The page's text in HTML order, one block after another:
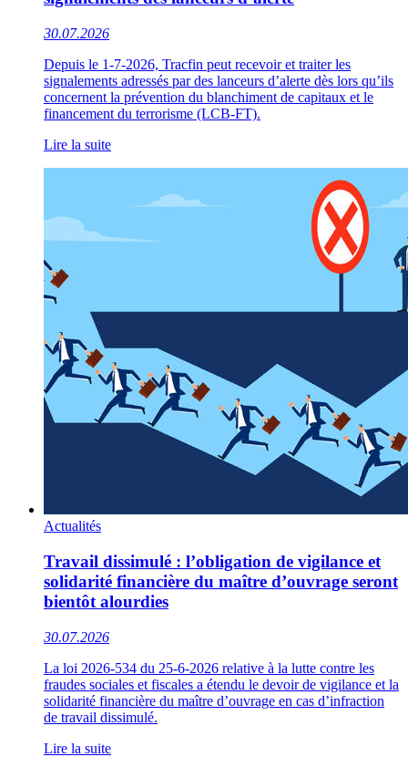
30.07.2026
Depuis le 1-7-2026, Tracfin peut recevoir et traiter les
signalements adressés par des lanceurs d’alerte dès lors qu’ils
concernent la prévention du blanchiment de capitaux et le
financement du terrorisme (LCB-FT).
Lire la suite
Actualités
Travail dissimulé : l’obligation de vigilance et
solidarité financière du maître d’ouvrage seront
bientôt alourdies
30.07.2026
La loi 2026-534 du 25-6-2026 relative à la lutte contre les
fraudes sociales et fiscales a étendu le devoir de vigilance et la
solidarité financière du maître d’ouvrage en cas d’infraction
de travail dissimulé.
Lire la suite